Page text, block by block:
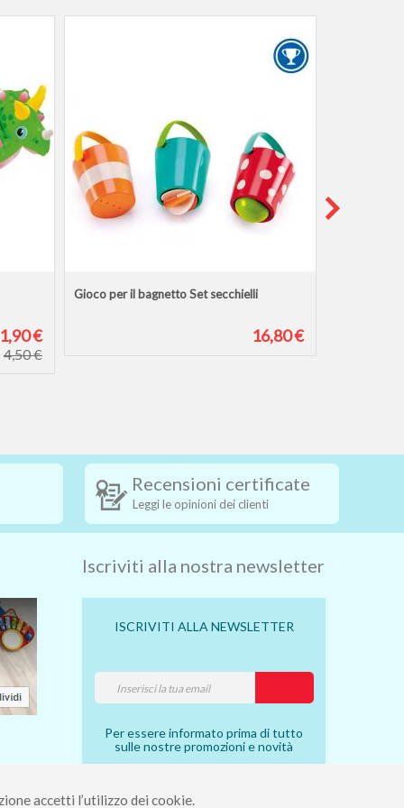
accetti l’utilizzo dei cookie.
1,90 €
4,50 €
Gioco per il bagnetto Set secchielli
16,80 €
Recensioni certificate
Leggi le opinioni dei clienti
Iscriviti alla nostra newsletter
ISCRIVITI ALLA NEWSLETTER
Per essere informato prima di tutto
sulle nostre promozioni e novità